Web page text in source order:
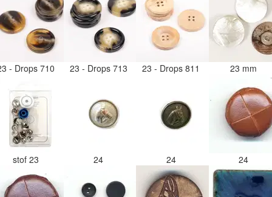
- Drops 710 23 - Drops 713 23 - Drops 811 23 mm
stof 23 24 24 24